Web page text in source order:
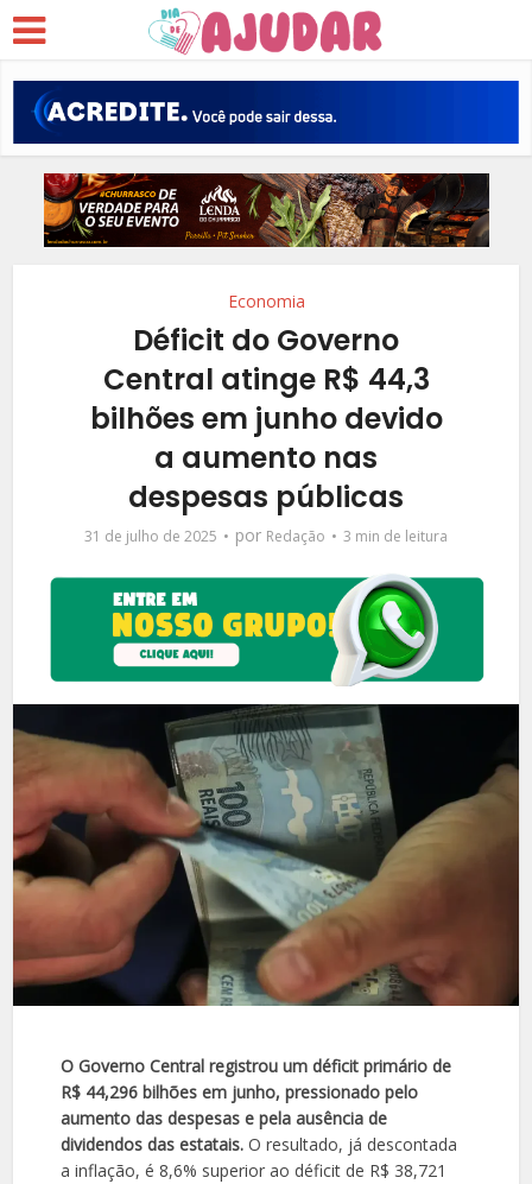
Economia
Déficit do Governo
Central atinge R$ 44,3
bilhões em junho devido
a aumento nas
despesas públicas
31 de julho de 2025 por Redação 3 min de leitura
O Governo Central registrou um déficit primário de
R$ 44,296 bilhões em junho, pressionado pelo
aumento das despesas e pela ausência de
dividendos das estatais. O resultado, já descontada
a inflação, é 8,6% superior ao déficit de R$ 38,721